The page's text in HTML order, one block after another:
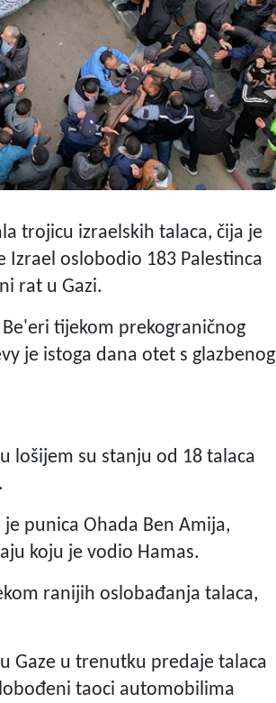
trojicu izraelskih talaca, čija je
oslobodio 183 Palestinca
rat u Gazi.
tijekom prekograničnog
je istoga dana otet s glazbenog
lošijem su stanju od 18 talaca
punica Ohada Ben Amija,
koju je vodio Hamas.
ranijih oslobađanja talaca,
Gaze u trenutku predaje talaca
taoci automobilima